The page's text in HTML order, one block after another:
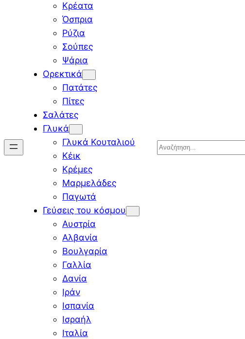
Κρέατα
Όσπρια
Ρύζια
Σούπες
Ψάρια
Ορεκτικά
Πατάτες
Πίτες
Σαλάτες
Γλυκά
Γλυκά Κουταλιού
Κέικ
Κρέμες
Μαρμελάδες
Παγωτά
Γεύσεις του κόσμου
Αυστρία
Αλβανία
Βουλγαρία
Γαλλία
Δανία
Ιράν
Ισπανία
Ισραήλ
Ιταλία
Search